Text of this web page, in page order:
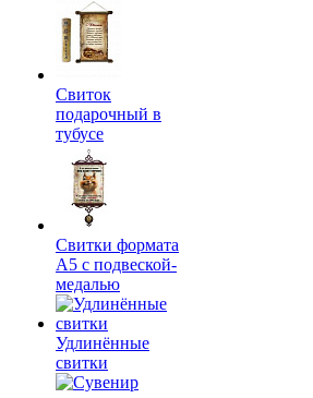
Свиток
подарочный в
тубусе
Свитки формата
А5 с подвеской-
медалью
Удлинённые
свитки